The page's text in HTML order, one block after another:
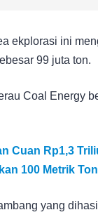
ekplorasi ini
99 juta ton.
Coal Energy
Cuan Rp1,3
100 Metrik Ton
yang